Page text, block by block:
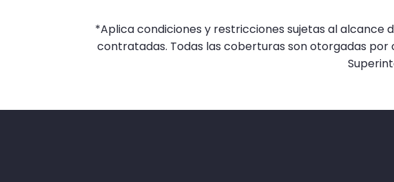
*Aplica condiciones y restricciones sujetas al alcance
contratadas. Todas las coberturas son otorgadas